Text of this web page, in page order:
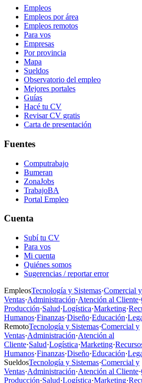
Empleos
Empleos por área
Empleos remotos
Para vos
Empresas
Por provincia
Mapa
Sueldos
Observatorio del empleo
Mejores portales
Guías
Hacé tu CV
Revisar CV gratis
Carta de presentación
Fuentes
Computrabajo
Bumeran
ZonaJobs
TrabajoBA
Portal Empleo
Cuenta
Subí tu CV
Para vos
Mi cuenta
Quiénes somos
Sugerencias / reportar error
EmpleosTecnología y Sistemas·Comercial y
Ventas·Administración·Atención al Cliente·
Producción·Salud·Logística·Marketing·
Humanos·Finanzas·Diseño·Educación·
RemotoTecnología y Sistemas·Comercial y
Ventas·Administración·Atención al
Cliente·Salud·Logística·Marketing·
Humanos·Finanzas·Diseño·Educación·
SueldosTecnología y Sistemas·Comercial y
Ventas·Administración·Atención al Cliente·
Producción·Salud·Logística·Marketing·